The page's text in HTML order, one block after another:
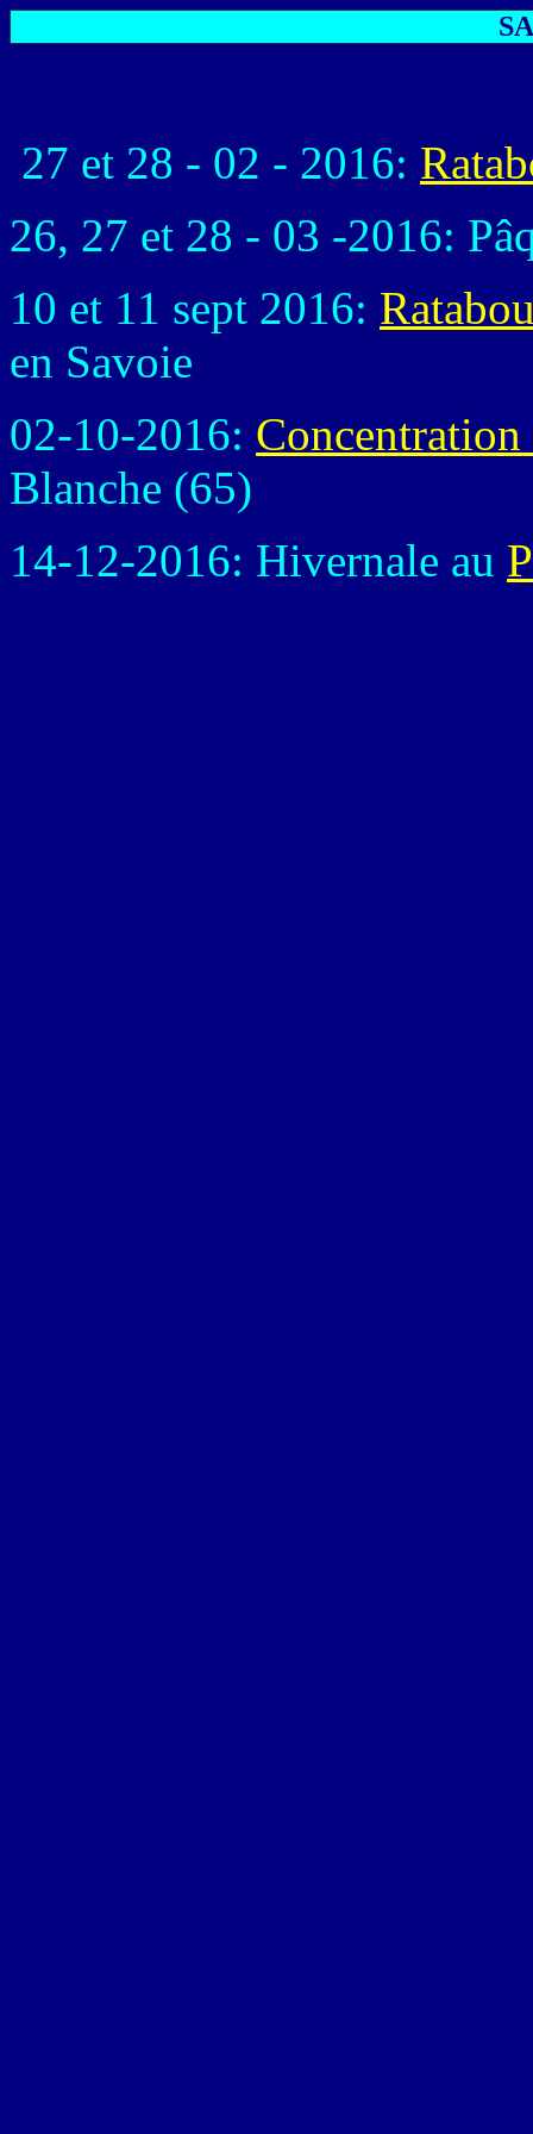
27 et 28 - 02 - 2016:
26, 27 et 28 - 03 -2016:
10 et 11 sept 2016:
en Savoie
02-10-2016:
Blanche (65)
14-12-2016: Hivernale au